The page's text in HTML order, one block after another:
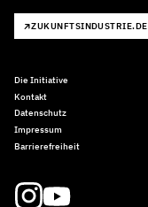
ZUKUNFTSINDUSTRIE.DE
Die Initiative
Kontakt
Datenschutz
Impressum
Barrierefreiheit